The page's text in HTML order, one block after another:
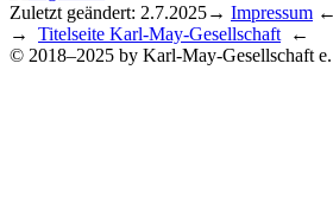
Zuletzt geändert: 2.7.2025→ Impressum
→ Titelseite Karl-May-Gesellschaft ←
© 2018–2025 by Karl-May-Gesellschaft e.